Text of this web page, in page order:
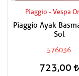
Piaggio - Vespa
Piaggio Ayak
Sol
576036
723,00